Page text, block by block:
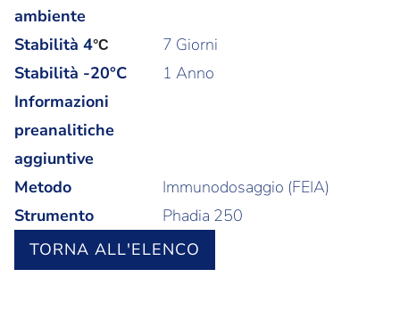
ambiente
Stabilità 4°C
7 Giorni
Stabilità -20°C
1 Anno
Informazioni
preanalitiche
aggiuntive
Metodo
Immunodosaggio (FEIA)
Strumento
Phadia 250
TORNA ALL'ELENCO